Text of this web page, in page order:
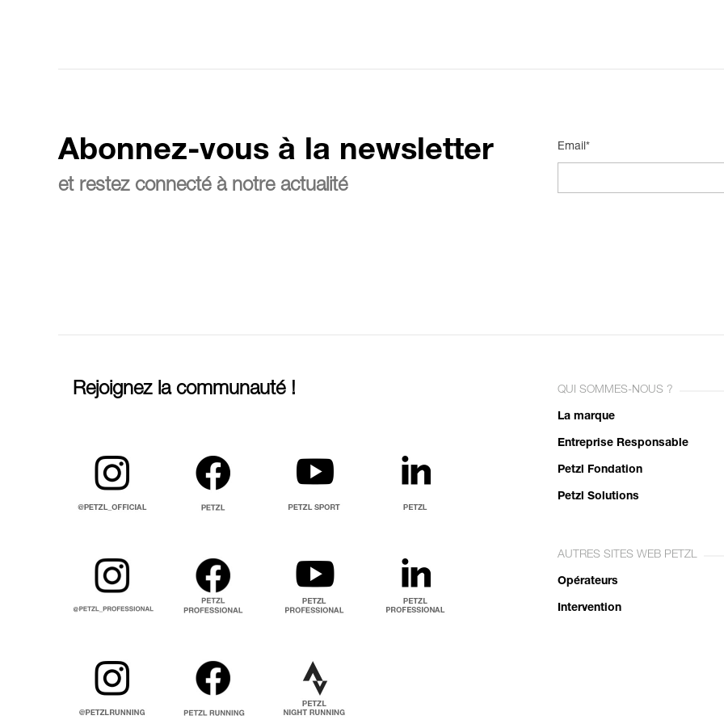
Abonnez-vous à la newsletter
et restez connecté à notre actualité
Email*
Rejoignez la communauté ! QUI SOMMES-NOUS ?
La marque
Entreprise Responsable
Petzl Fondation
Petzl Solutions
AUTRES SITES WEB PETZL
Opérateurs
Intervention